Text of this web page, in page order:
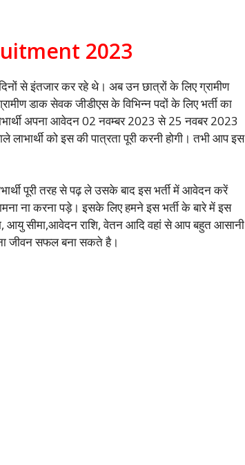
2023
दिनों से इंतजार कर रहे थे। अब उन छात्रों के लिए ग्रामीण
डाक सेवक जीडीएस के विभिन्न पदों के लिए भर्ती का
अपना आवेदन 02 नवम्बर 2023 से 25 नवबर 2023
को इस की पात्रता पूरी करनी होगी। तभी आप इस
पूरी तरह से पढ़ ले उसके बाद इस भर्ती में आवेदन करें
ना करना पड़े। इसके लिए हमने इस भर्ती के बारे में इस
आयु सीमा,आवेदन राशि, वेतन आदि वहां से आप बहुत आसानी
जीवन सफल बना सकते है।